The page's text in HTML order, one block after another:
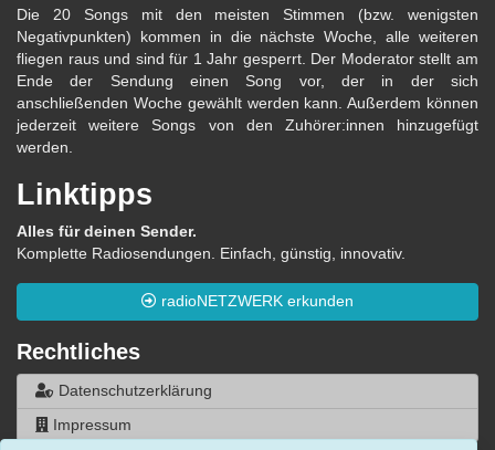
Die 20 Songs mit den meisten Stimmen (bzw. wenigsten
Negativpunkten) kommen in die nächste Woche, alle weiteren
fliegen raus und sind für 1 Jahr gesperrt. Der Moderator stellt am
Ende der Sendung einen Song vor, der in der sich
anschließenden Woche gewählt werden kann. Außerdem können
jederzeit weitere Songs von den Zuhörer:innen hinzugefügt
werden.
Linktipps
Alles für deinen Sender.
Komplette Radiosendungen. Einfach, günstig, innovativ.
radioNETZWERK erkunden
Rechtliches
Datenschutzerklärung
Impressum